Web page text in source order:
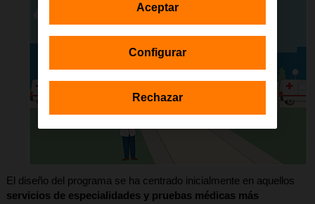
El diseño del programa se ha centrado inicialmente en aquellos
servicios de especialidades y pruebas médicas más
Configurar
Rechazar
Aceptar